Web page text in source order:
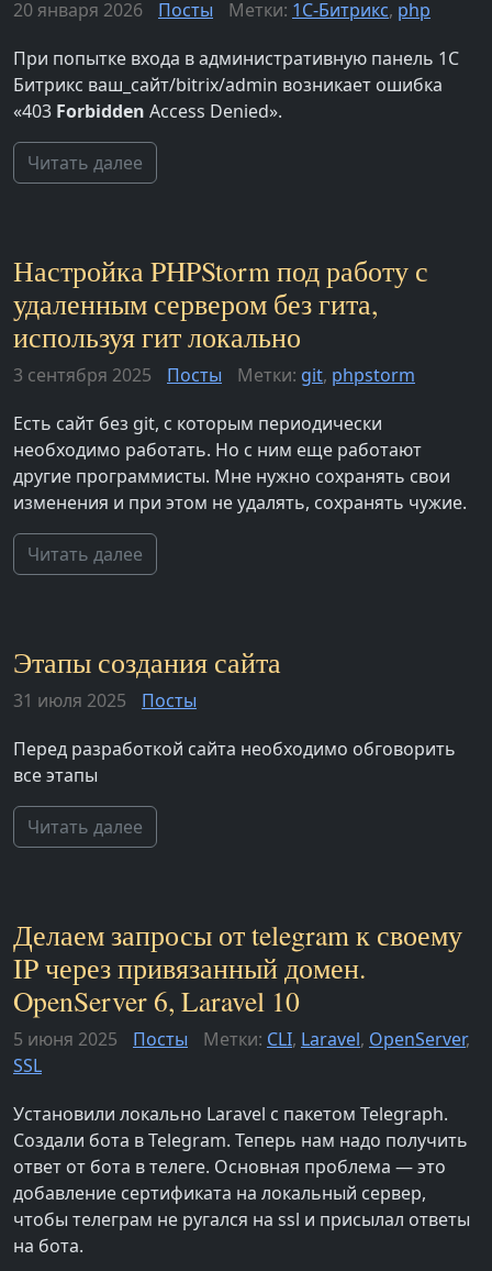
20 января 2026 Посты Метки: 1С-Битрикс, php
При попытке входа в административную панель 1С
Битрикс ваш_сайт/bitrix/admin возникает ошибка
«403 Forbidden Access Denied».
Читать далее
Настройка PHPStorm под работу с
удаленным сервером без гита,
используя гит локально
3 сентября 2025 Посты Метки: git, phpstorm
Есть сайт без git, с которым периодически
необходимо работать. Но с ним еще работают
другие программисты. Мне нужно сохранять свои
изменения и при этом не удалять, сохранять чужие.
Читать далее
Этапы создания сайта
31 июля 2025
Посты
Перед разработкой сайта необходимо обговорить
все этапы
Читать далее
Делаем запросы от telegram к своему
IP через привязанный домен.
OpenServer 6, Laravel 10
5 июня 2025 Посты Метки: CLI, Laravel, OpenServer,
SSL
Установили локально Laravel с пакетом Telegraph.
Создали бота в Telegram. Теперь нам надо получить
ответ от бота в телеге. Основная проблема — это
добавление сертификата на локальный сервер,
чтобы телеграм не ругался на ssl и присылал ответы
на бота.